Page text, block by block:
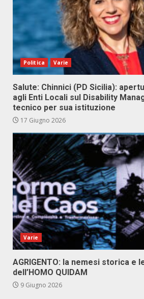
Politica Varie
Salute: Chinnici (PD Sicilia):
agli Enti Locali sul Disability
tecnico per sua istituzione
17 Giugno 2026
Varie
AGRIGENTO: la nemesi storica e
dell’HOMO QUIDAM
9 Giugno 2026